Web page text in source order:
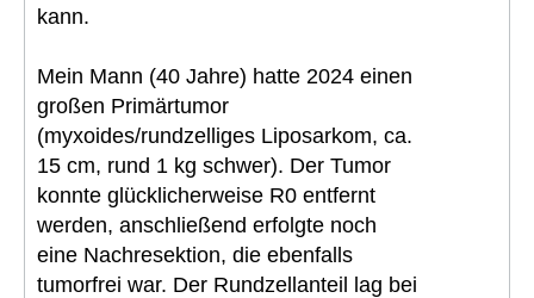
kann.
Mein Mann (40 Jahre) hatte 2024 einen
großen Primärtumor
(myxoides/rundzelliges Liposarkom, ca.
15 cm, rund 1 kg schwer). Der Tumor
konnte glücklicherweise R0 entfernt
werden, anschließend erfolgte noch
eine Nachresektion, die ebenfalls
tumorfrei war. Der Rundzellanteil lag bei